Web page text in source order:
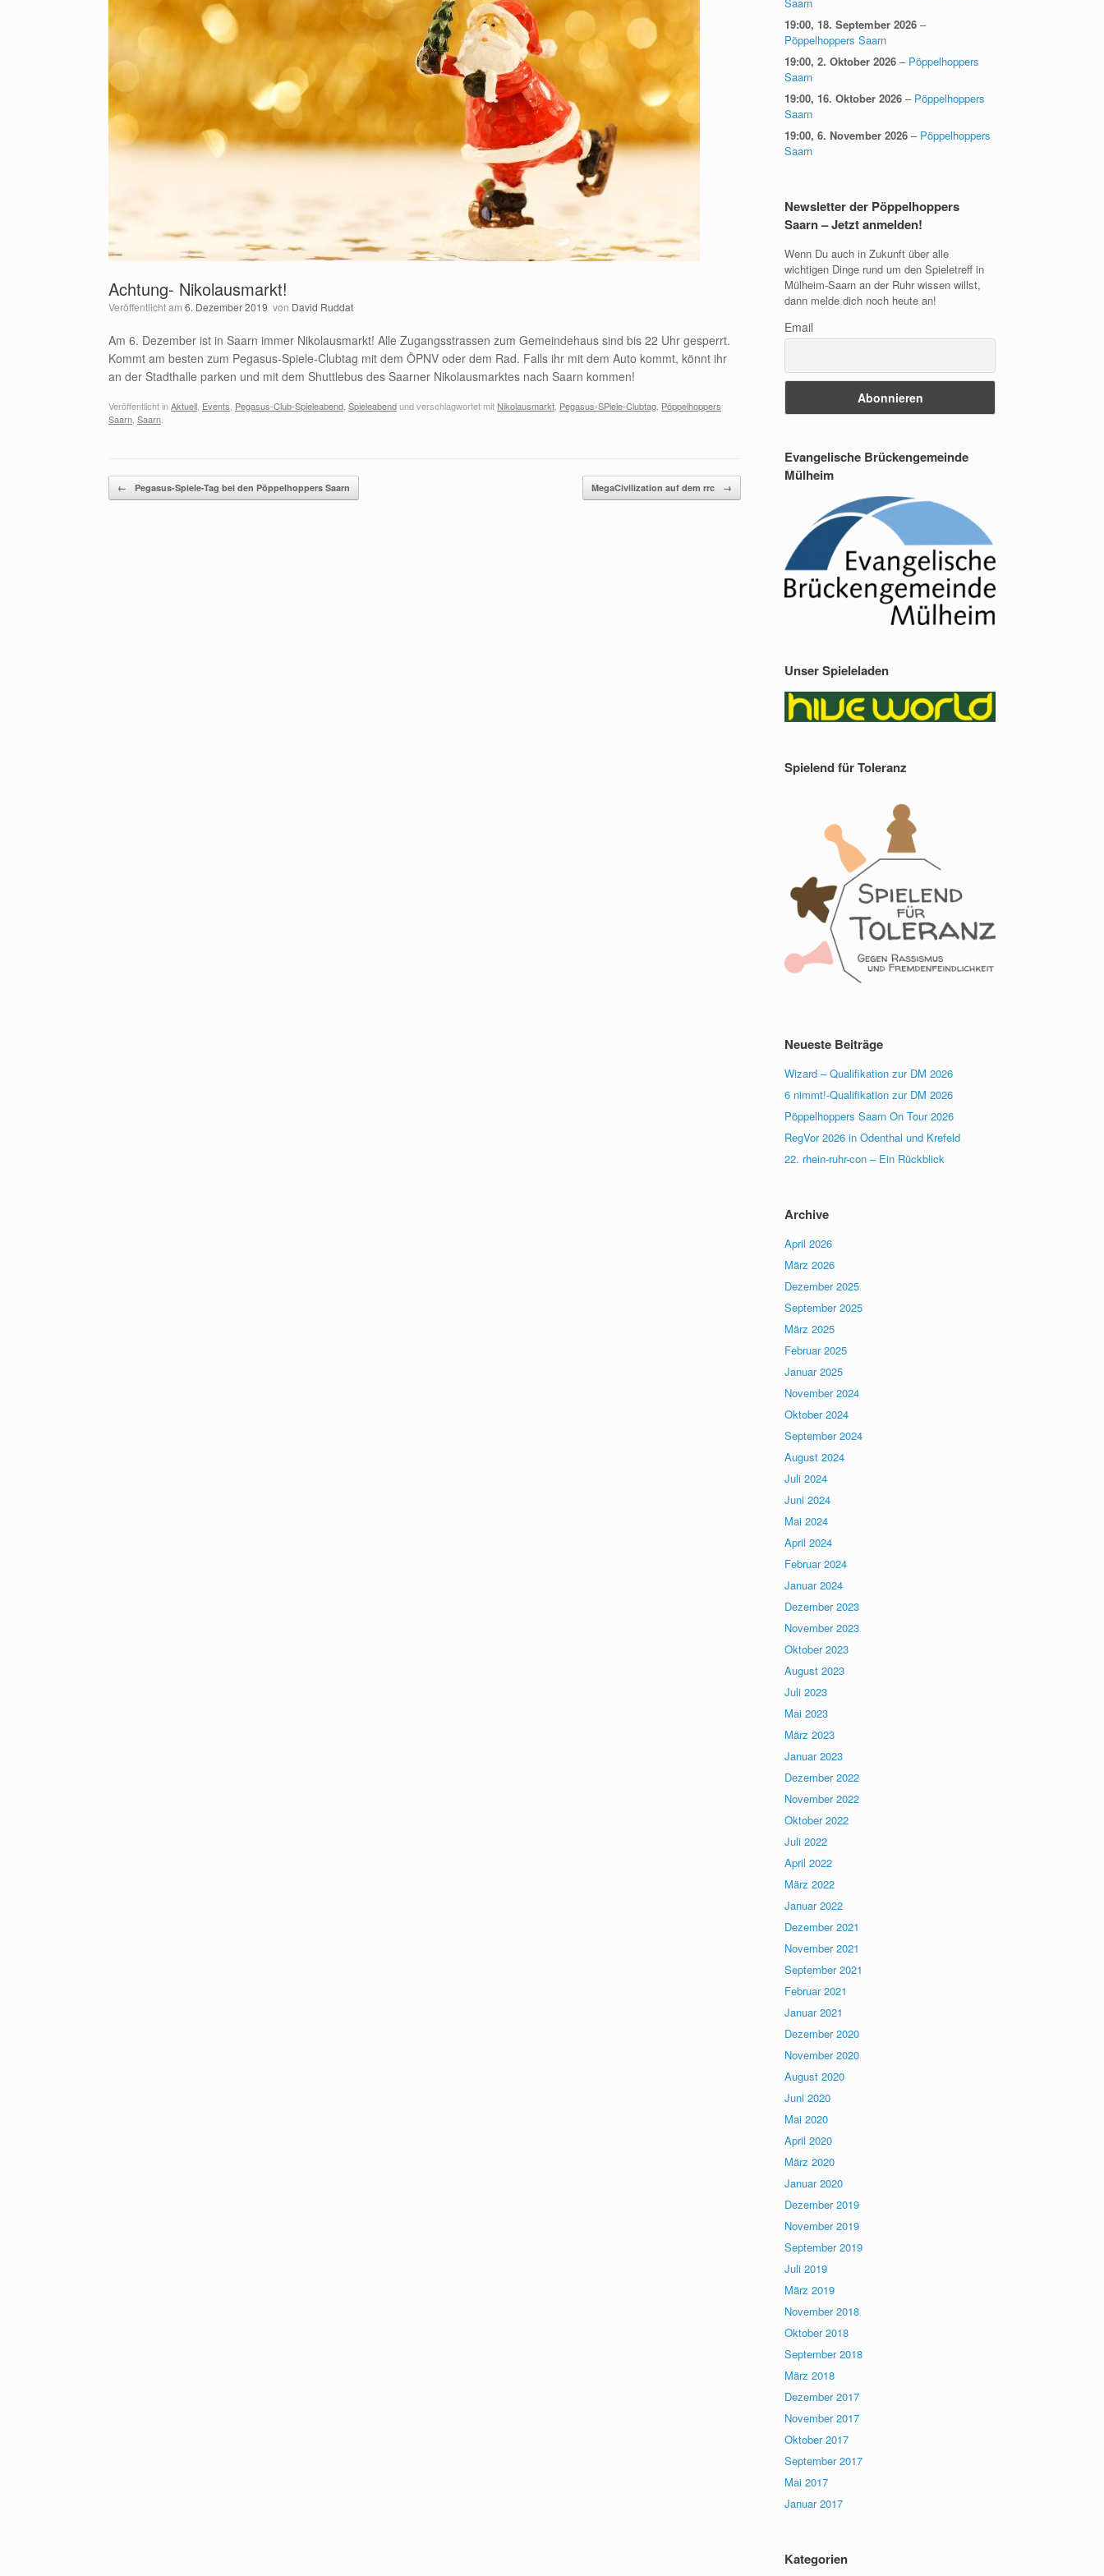
Achtung- Nikolausmarkt!
Veröffentlicht am 6. Dezember 2019 von David Ruddat
Am 6. Dezember ist in Saarn immer Nikolausmarkt! Alle Zugangsstrassen zum Gemeindehaus sind bis 22 Uhr gesperrt.
Kommt am besten zum Pegasus-Spiele-Clubtag mit dem ÖPNV oder dem Rad. Falls ihr mit dem Auto kommt, könnt ihr
an der Stadthalle parken und mit dem Shuttlebus des Saarner Nikolausmarktes nach Saarn kommen!
Veröffentlicht inAktuell Events Pegasus-Club-Spieleabend Spieleabendund verschlagwortet mit Nikolausmarkt Pegasus-SPiele-Clubtag Pöppelhoppers
Saarn Saarn
Beitragsnavigation
← Pegasus-Spiele-Tag bei den Pöppelhoppers Saarn MegaCivilization auf dem rrc →
19:00, 18. September 2026 –
Pöppelhoppers Saarn
19:00,2. Oktober 2026 – Pöppelhoppers
Saarn
19:00, 16. Oktober 2026 – Pöppelhoppers
Saarn
19:00,6. November 2026 – Pöppelhoppers
Saarn
Newsletter der Pöppelhoppers
Saarn – Jetzt anmelden!
Wenn Du auch in Zukunft über alle
wichtigen Dinge rund um den Spieletreff in
Mülheim-Saarn an der Ruhr wissen willst,
dann melde dich noch heute an!
Email
Evangelische Brückengemeinde
Mülheim
Unser Spieleladen
Spielend für Toleranz
Neueste Beiträge
Wizard – Qualifikation zur DM 2026
6 nimmt!-Qualifikation zur DM 2026
Pöppelhoppers Saarn On Tour 2026
RegVor 2026 in Odenthal und Krefeld
22. rhein-ruhr-con – Ein Rückblick
Archive
April 2026
März 2026
Dezember 2025
September 2025
März 2025
Februar 2025
Januar 2025
November 2024
Oktober 2024
September 2024
August 2024
Juli 2024
Juni 2024
Mai 2024
April 2024
Februar 2024
Januar 2024
Dezember 2023
November 2023
Oktober 2023
August 2023
Juli 2023
Mai 2023
März 2023
Januar 2023
Dezember 2022
November 2022
Oktober 2022
Juli 2022
April 2022
März 2022
Januar 2022
Dezember 2021
November 2021
September 2021
Februar 2021
Januar 2021
Dezember 2020
November 2020
August 2020
Juni 2020
Mai 2020
April 2020
März 2020
Januar 2020
Dezember 2019
November 2019
September 2019
Juli 2019
März 2019
November 2018
Oktober 2018
September 2018
März 2018
Dezember 2017
November 2017
Oktober 2017
September 2017
Mai 2017
Januar 2017
Kategorien